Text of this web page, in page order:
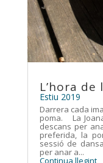
L’hora de
Estiu 2019
Darrera cada
poma. La
descans per
preferida, la
sessió de
per anar a...
Continua llegint